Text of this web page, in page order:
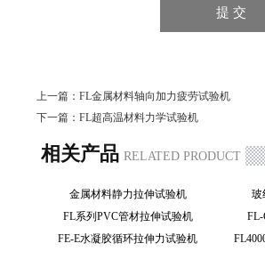
上一篇： FL金属材料轴向加力疲劳试验机
下一篇： FL超高温材料力学试验机
相关产品 RELATED PRODUCT
金属材料静力拉伸试验机 玻
FL系列PVC管材拉伸试验机
FE-E水凝胶循环拉伸力试验机